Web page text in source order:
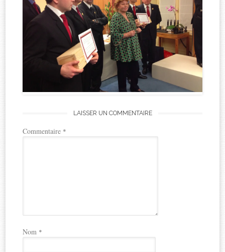
LAISSER UN COMMENTAIRE
Commentaire *
Nom *